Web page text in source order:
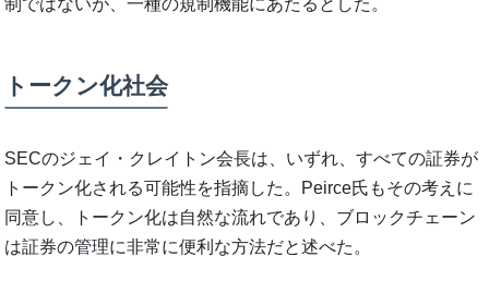
制ではないが、一種の規制機能にあたるとした。
トークン化社会
SECのジェイ・クレイトン会長は、いずれ、すべての証券が
トークン化される可能性を指摘した。Peirce氏もその考えに
同意し、トークン化は自然な流れであり、ブロックチェーン
は証券の管理に非常に便利な方法だと述べた。